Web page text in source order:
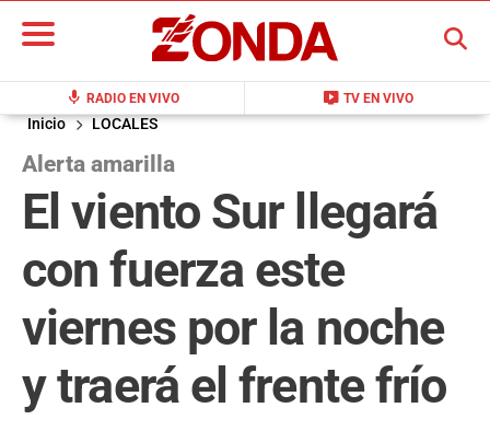
mic RADIO EN VIVO live_tv TV EN VIVO
BUSCAR
Inicio LOCALES
Alerta amarilla
El viento Sur llegará
con fuerza este
viernes por la noche
y traerá el frente frío